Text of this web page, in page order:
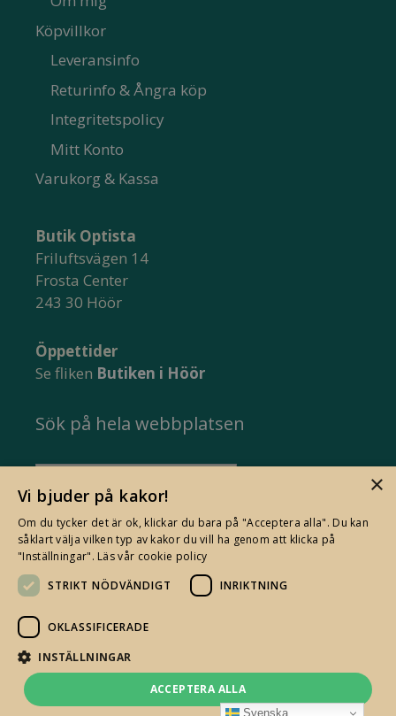
Köpvillkor
Leveransinfo
Returinfo & Ångra köp
Integritetspolicy
Mitt Konto
Varukorg & Kassa
Butik Optista
Friluftsvägen 14
Frosta Center
243 30 Höör
Öppettider
Se fliken Butiken i Höör
Sök på hela webbplatsen
efter:
Jag som driver Optistashop heter Bodil
Sundbärg.Läs mer om mig här.
© Optistashop
Svenska
×
Vi bjuder på kakor!
Om du tycker det är ok, klickar du bara på "Acceptera alla". Du kan
såklart välja vilken typ av kakor du vill ha genom att klicka på
"Inställningar". Läs vår cookie policy
STRIKT NÖDVÄNDIGT
INRIKTNING
OKLASSIFICERADE
INSTÄLLNINGAR
ACCEPTERA ALLA